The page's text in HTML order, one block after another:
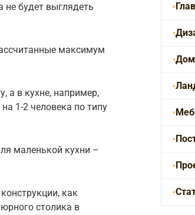
будет выглядеть
максимум
а в кухне, например,
1-2 человека по типу
маленькой кухни –
как
столика в